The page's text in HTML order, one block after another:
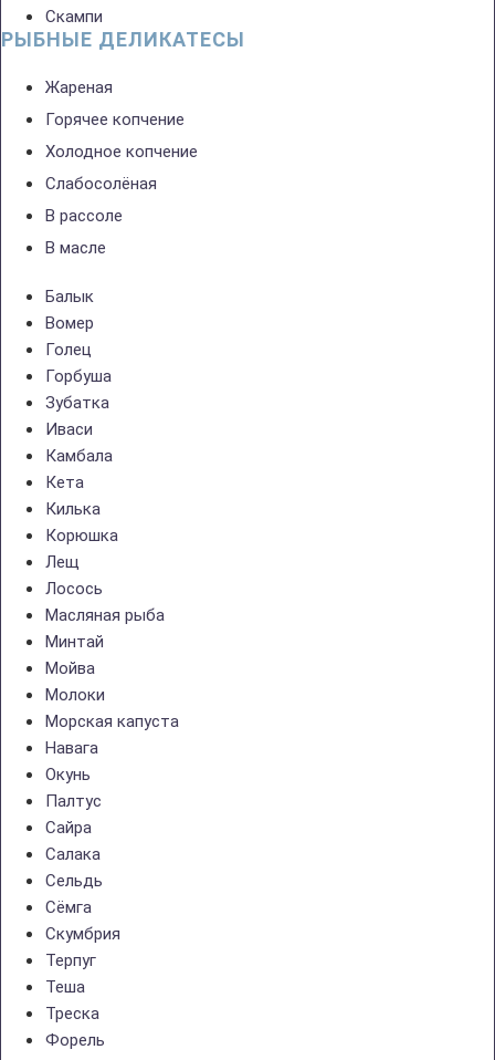
Скампи
РЫБНЫЕ ДЕЛИКАТЕСЫ
Жареная
Горячее копчение
Холодное копчение
Слабосолёная
В рассоле
В масле
Балык
Вомер
Голец
Горбуша
Зубатка
Иваси
Камбала
Кета
Килька
Корюшка
Лещ
Лосось
Масляная рыба
Минтай
Мойва
Молоки
Морская капуста
Навага
Окунь
Палтус
Сайра
Салака
Сельдь
Сёмга
Скумбрия
Терпуг
Теша
Треска
Форель